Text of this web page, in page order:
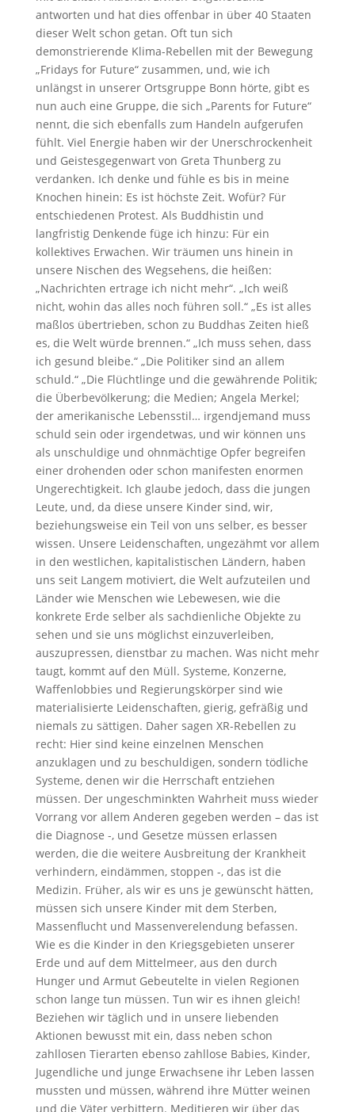
antworten und hat dies offenbar in über 40 Staaten
dieser Welt schon getan. Oft tun sich
demonstrierende Klima-Rebellen mit der Bewegung
„Fridays for Future“ zusammen, und, wie ich
unlängst in unserer Ortsgruppe Bonn hörte, gibt es
nun auch eine Gruppe, die sich „Parents for Future“
nennt, die sich ebenfalls zum Handeln aufgerufen
fühlt. Viel Energie haben wir der Unerschrockenheit
und Geistesgegenwart von Greta Thunberg zu
verdanken. Ich denke und fühle es bis in meine
Knochen hinein: Es ist höchste Zeit. Wofür? Für
entschiedenen Protest. Als Buddhistin und
langfristig Denkende füge ich hinzu: Für ein
kollektives Erwachen. Wir träumen uns hinein in
unsere Nischen des Wegsehens, die heißen:
„Nachrichten ertrage ich nicht mehr“. „Ich weiß
nicht, wohin das alles noch führen soll.“ „Es ist alles
maßlos übertrieben, schon zu Buddhas Zeiten hieß
es, die Welt würde brennen.“ „Ich muss sehen, dass
ich gesund bleibe.“ „Die Politiker sind an allem
schuld.“ „Die Flüchtlinge und die gewährende Politik;
die Überbevölkerung; die Medien; Angela Merkel;
der amerikanische Lebensstil… irgendjemand muss
schuld sein oder irgendetwas, und wir können uns
als unschuldige und ohnmächtige Opfer begreifen
einer drohenden oder schon manifesten enormen
Ungerechtigkeit. Ich glaube jedoch, dass die jungen
Leute, und, da diese unsere Kinder sind, wir,
beziehungsweise ein Teil von uns selber, es besser
wissen. Unsere Leidenschaften, ungezähmt vor allem
in den westlichen, kapitalistischen Ländern, haben
uns seit Langem motiviert, die Welt aufzuteilen und
Länder wie Menschen wie Lebewesen, wie die
konkrete Erde selber als sachdienliche Objekte zu
sehen und sie uns möglichst einzuverleiben,
auszupressen, dienstbar zu machen. Was nicht mehr
taugt, kommt auf den Müll. Systeme, Konzerne,
Waffenlobbies und Regierungskörper sind wie
materialisierte Leidenschaften, gierig, gefräßig und
niemals zu sättigen. Daher sagen XR-Rebellen zu
recht: Hier sind keine einzelnen Menschen
anzuklagen und zu beschuldigen, sondern tödliche
Systeme, denen wir die Herrschaft entziehen
müssen. Der ungeschminkten Wahrheit muss wieder
Vorrang vor allem Anderen gegeben werden – das ist
die Diagnose -, und Gesetze müssen erlassen
werden, die die weitere Ausbreitung der Krankheit
verhindern, eindämmen, stoppen -, das ist die
Medizin. Früher, als wir es uns je gewünscht hätten,
müssen sich unsere Kinder mit dem Sterben,
Massenflucht und Massenverelendung befassen.
Wie es die Kinder in den Kriegsgebieten unserer
Erde und auf dem Mittelmeer, aus den durch
Hunger und Armut Gebeutelte in vielen Regionen
schon lange tun müssen. Tun wir es ihnen gleich!
Beziehen wir täglich und in unsere liebenden
Aktionen bewusst mit ein, dass neben schon
zahllosen Tierarten ebenso zahllose Babies, Kinder,
Jugendliche und junge Erwachsene ihr Leben lassen
mussten und müssen, während ihre Mütter weinen
und die Väter verbittern. Meditieren wir über das